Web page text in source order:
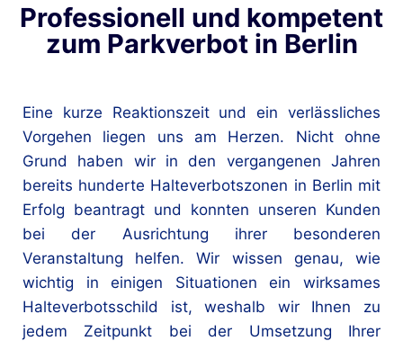
Professionell und kompetent
zum Parkverbot in Berlin
Eine kurze Reaktionszeit und ein verlässliches
Vorgehen liegen uns am Herzen. Nicht ohne
Grund haben wir in den vergangenen Jahren
bereits hunderte Halteverbotszonen in Berlin mit
Erfolg beantragt und konnten unseren Kunden
bei der Ausrichtung ihrer besonderen
Veranstaltung helfen. Wir wissen genau, wie
wichtig in einigen Situationen ein wirksames
Halteverbotsschild ist, weshalb wir Ihnen zu
jedem Zeitpunkt bei der Umsetzung Ihrer